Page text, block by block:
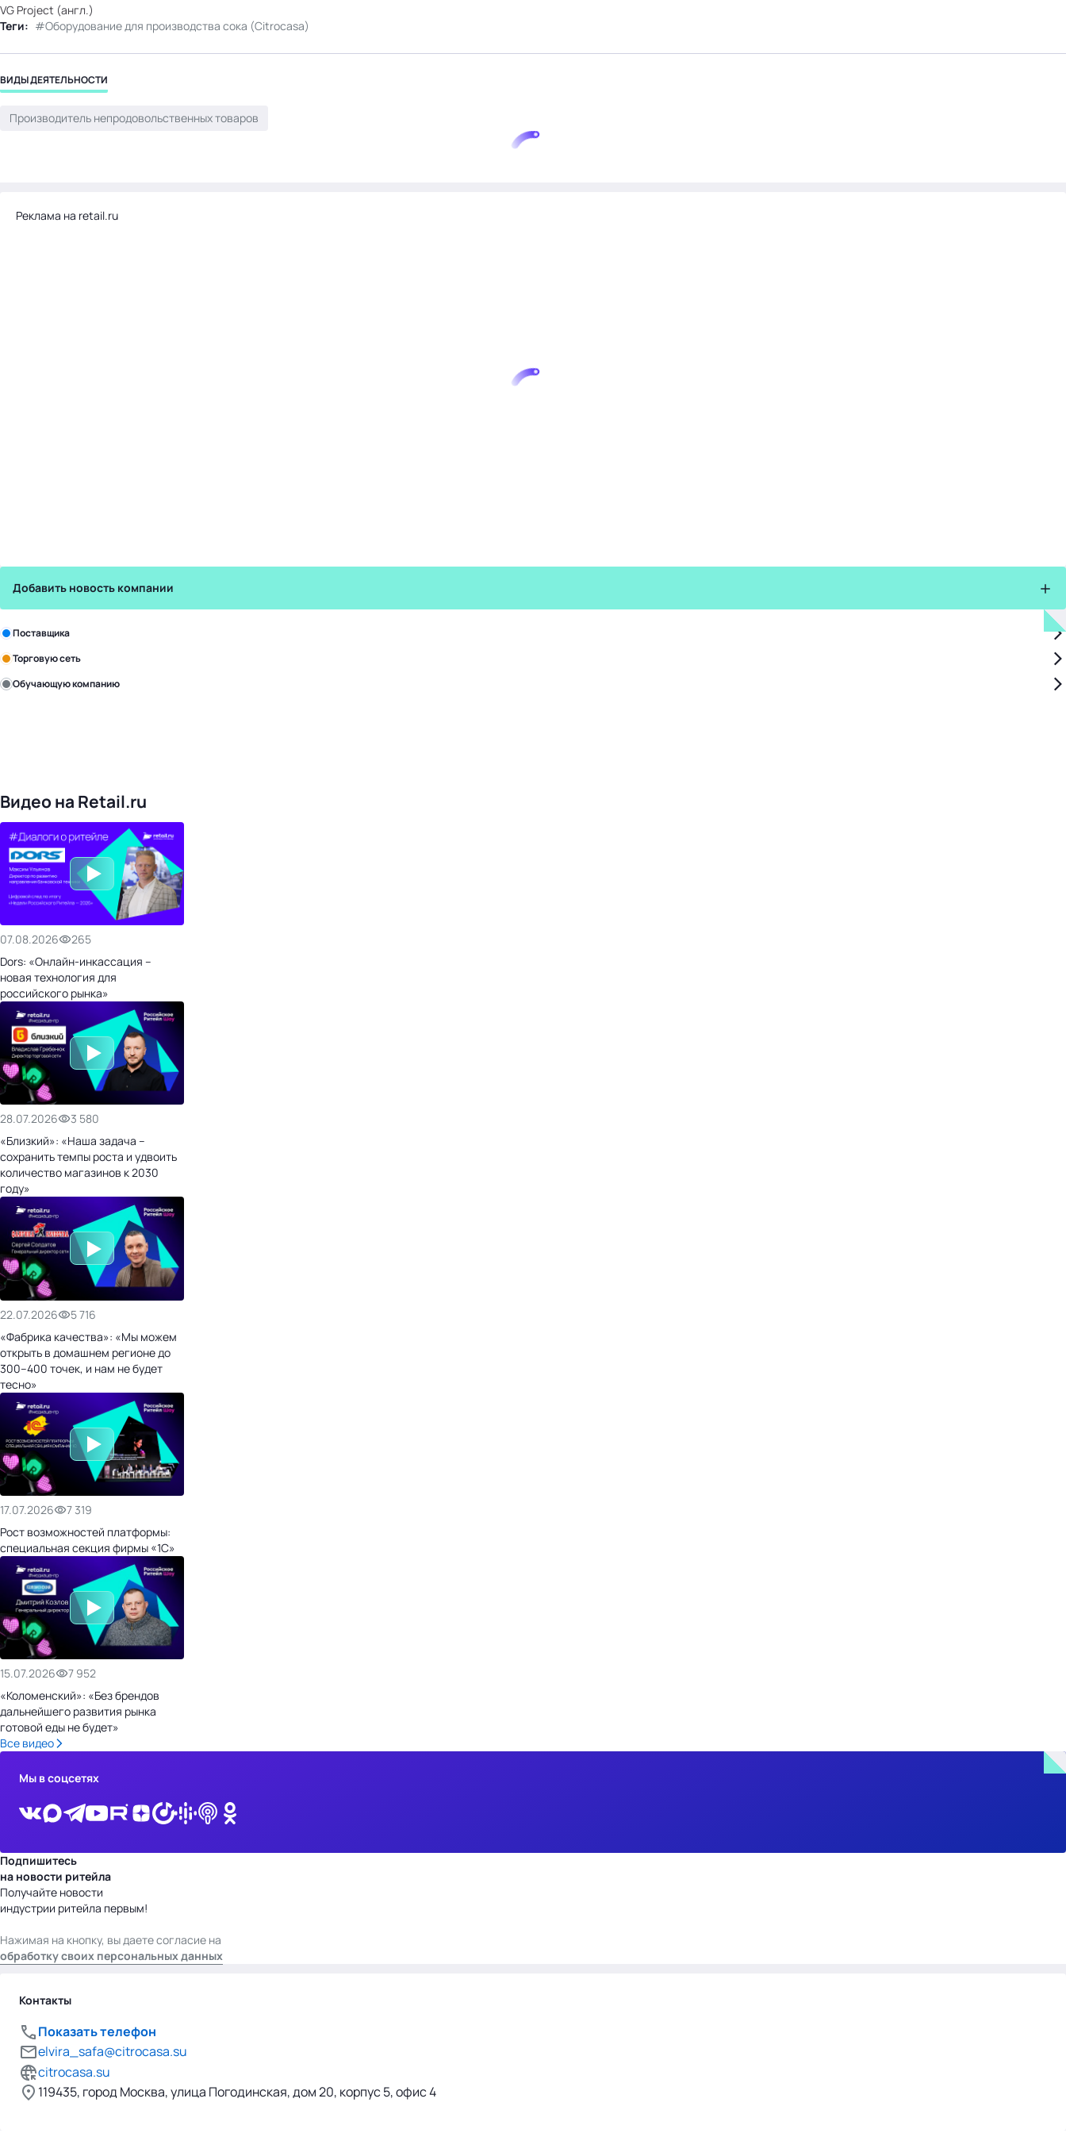
бизнес-центр
VG Project (англ.)
Теги:
Оборудование для производства сока (Citrocasa)
ВИДЫ ДЕЯТЕЛЬНОСТИ
Производитель непродовольственных товаров
Реклама на retail.ru
Добавить новость компании
Зарегистрируйте в бизнес-центре:
Поставщика
Торговую сеть
Обучающую компанию
Видео на Retail.ru
07.08.2026
265
Dors: «Онлайн-инкассация –
новая технология для
российского рынка»
28.07.2026
3 580
«Близкий»: «Наша задача –
сохранить темпы роста и удвоить
количество магазинов к 2030
году»
22.07.2026
5 716
«Фабрика качества»: «Мы можем
открыть в домашнем регионе до
300–400 точек, и нам не будет
тесно»
17.07.2026
7 319
Рост возможностей платформы:
специальная секция фирмы «1С»
15.07.2026
7 952
«Коломенский»: «Без брендов
дальнейшего развития рынка
готовой еды не будет»
Все видео
Мы в соцсетях
Подпишитесь
на новости ритейла
Получайте новости
индустрии ритейла первым!
Нажимая на кнопку, вы даете согласие на
обработку своих персональных данных
Контакты
Показать телефон
elvira_safa@citrocasa.su
citrocasa.su
119435, город Москва, улица Погодинская, дом 20, корпус 5, офис 4